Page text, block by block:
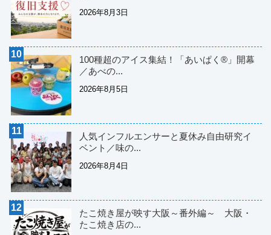
2026年8月3日
100種超のアイス集結！「あいぱく®」開幕
／あべの...
2026年8月5日
人気インフルエンサーと夏休み自由研究イ
ベント／味の...
2026年8月4日
たこ焼き屋が映す大阪～番外編～ 大阪・
たこ焼き店の...